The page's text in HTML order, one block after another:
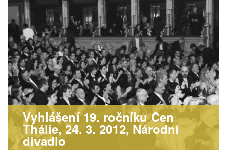
Vyhlášení 19. ročníku Cen
Thálie, 24. 3. 2012, Národní
divadlo